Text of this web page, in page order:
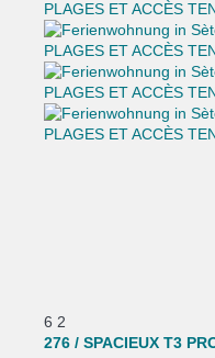
6 2
276 / SPACIEUX T3